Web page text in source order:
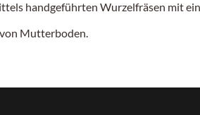
handgeführten Wurzelfräsen mit
Mutterboden.